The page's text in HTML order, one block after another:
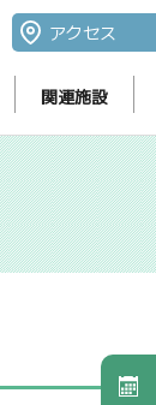
アクセス
関連施設